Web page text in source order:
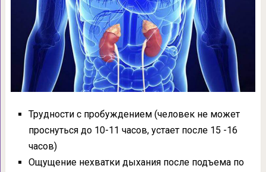
Трудности с пробуждением (человек не может
проснуться до 10-11 часов, устает после 15 -16
часов)
Ощущение нехватки дыхания после подъема по